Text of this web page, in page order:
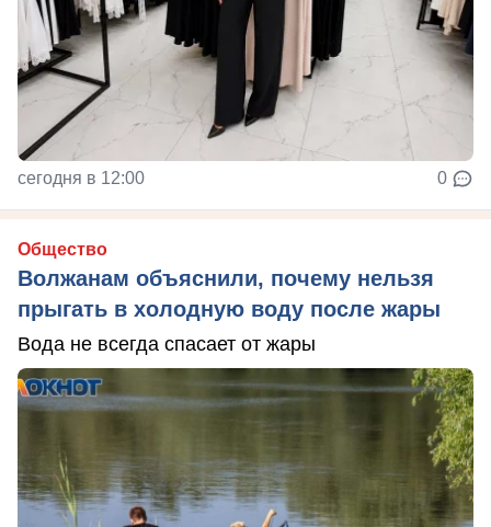
сегодня в 12:00 0
Общество
Волжанам объяснили, почему нельзя
прыгать в холодную воду после жары
Вода не всегда спасает от жары